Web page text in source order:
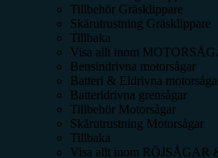
Tillbehör Gräsklippare
Skärutrustning Gräsklippare
Tillbaka
Visa allt inom
Bensindrivna motorsågar
Batteri & Eldrivna
Batteridrivna grensågar
Tillbehör Motorsågar
Skärutrustning Motorsågar
Tillbaka
Visa allt inom RÖJSÅGAR